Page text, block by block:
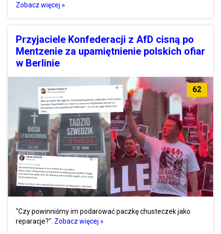
Zobacz więcej »
Przyjaciele Konfederacji z AfD cisną po
Mentzenie za upamiętnienie polskich ofiar
w Berlinie
62
"Czy powinniśmy im podarować paczkę chusteczek jako
reparacje?". Zobacz więcej »